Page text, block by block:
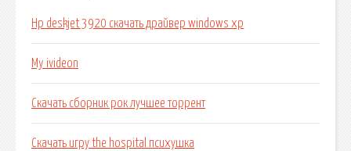
Hp deskjet 3920 скачать драйвер windows xp
My ivideon
Скачать сборник рок лучшее торрент
Скачать игру the hospital психушка